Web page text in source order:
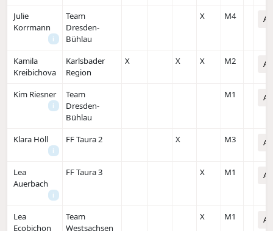
Julie
Korrmann
i
Team
Dresden-
Bühlau
X M4
Kamila
Kreibichova
Karlsbader
Region
X X X M2
Kim Riesner
i
Team
Dresden-
Bühlau
M1
Klara Höll
i
FF Taura 2 X M3
Lea
Auerbach
i
FF Taura 3 X M1
Lea
Ecobichon
Team
Westsachsen
X M1